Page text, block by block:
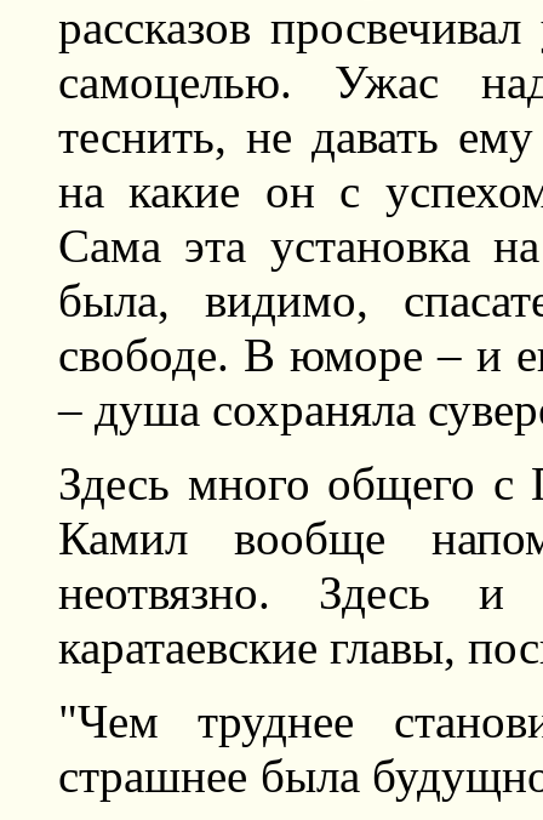
рассказов
самоцелью. Ужас
теснить, не давать
на какие он с
Сама эта установка
была, видимо,
свободе. В юморе – и
– душа сохраняла
Здесь много общего с
Камил вообще
неотвязно. Здесь
каратаевские главы,
"Чем труднее
страшнее была